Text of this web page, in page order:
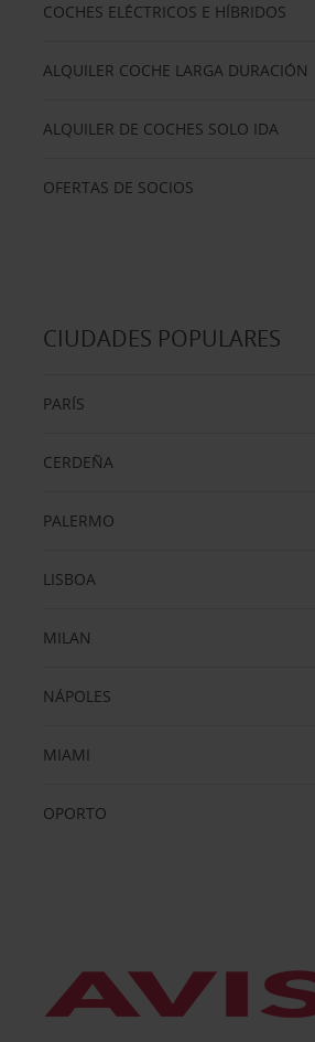
COCHES ELÉCTRICOS E HÍBRIDOS
ALQUILER COCHE LARGA DURACIÓN
ALQUILER DE COCHES SOLO IDA
OFERTAS DE SOCIOS
CIUDADES POPULARES
PARÍS
CERDEÑA
PALERMO
LISBOA
MILAN
NÁPOLES
MIAMI
OPORTO